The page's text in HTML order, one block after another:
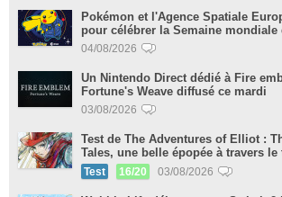
Pokémon et l'Agence Spatiale
pour célébrer la Semaine mondiale
04/08/2026
Un Nintendo Direct dédié à Fire
Fortune's Weave diffusé ce mardi
03/08/2026
Test de The Adventures of Elliot :
Tales, une belle épopée à travers le
Test 16/20 03/08/2026